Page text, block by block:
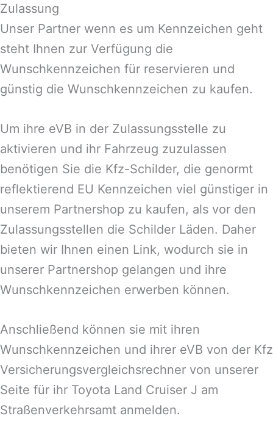
Zulassung
Unser Partner wenn es um Kennzeichen geht
steht Ihnen zur Verfügung die
Wunschkennzeichen für reservieren und
günstig die Wunschkennzeichen zu kaufen.
Um ihre eVB in der Zulassungsstelle zu
aktivieren und ihr Fahrzeug zuzulassen
benötigen Sie die Kfz-Schilder, die genormt
reflektierend EU Kennzeichen viel günstiger in
unserem Partnershop zu kaufen, als vor den
Zulassungsstellen die Schilder Läden. Daher
bieten wir Ihnen einen Link, wodurch sie in
unserer Partnershop gelangen und ihre
Wunschkennzeichen erwerben können.
Anschließend können sie mit ihren
Wunschkennzeichen und ihrer eVB von der Kfz
Versicherungsvergleichsrechner von unserer
Seite für ihr Toyota Land Cruiser J am
Straßenverkehrsamt anmelden.